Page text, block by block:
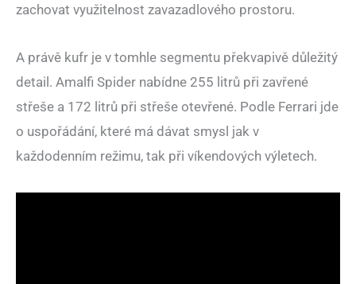
zachovat využitelnost zavazadlového prostoru.
A právě kufr je v tomhle segmentu překvapivě důležitý
detail. Amalfi Spider nabídne 255 litrů při zavřené
střeše a 172 litrů při střeše otevřené. Podle Ferrari jde
o uspořádání, které má dávat smysl jak v
každodenním režimu, tak při víkendových výletech.